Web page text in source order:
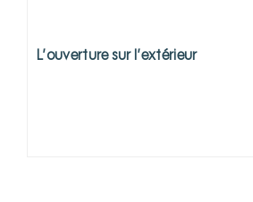
L’ouverture sur l’extérieur